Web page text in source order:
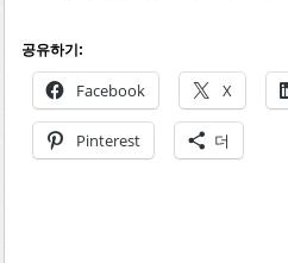
공유하기:
Facebook X
Pinterest 더